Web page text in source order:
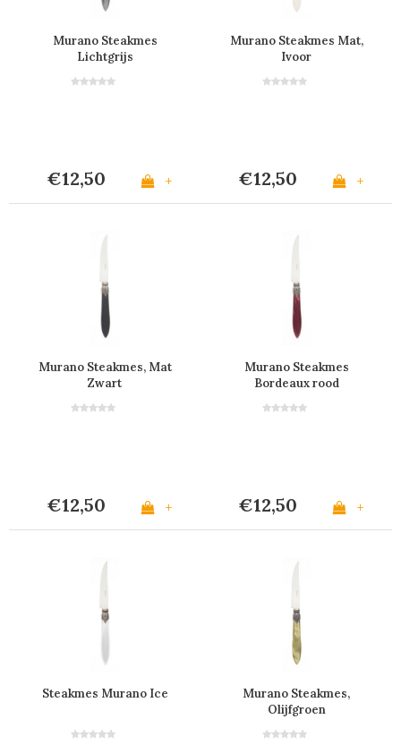
Murano Steakmes
Lichtgrijs
€12,50 +
Murano Steakmes Mat,
Ivoor
€12,50 +
Murano Steakmes, Mat
Zwart
€12,50 +
Murano Steakmes
Bordeaux rood
€12,50 +
Steakmes Murano Ice
Murano Steakmes,
Olijfgroen